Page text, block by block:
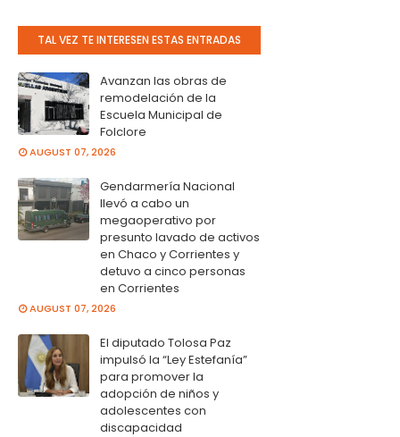
TAL VEZ TE INTERESEN ESTAS ENTRADAS
Avanzan las obras de
remodelación de la
Escuela Municipal de
Folclore
AUGUST 07, 2026
Gendarmería Nacional
llevó a cabo un
megaoperativo por
presunto lavado de activos
en Chaco y Corrientes y
detuvo a cinco personas
en Corrientes
AUGUST 07, 2026
El diputado Tolosa Paz
impulsó la “Ley Estefanía”
para promover la
adopción de niños y
adolescentes con
discapacidad